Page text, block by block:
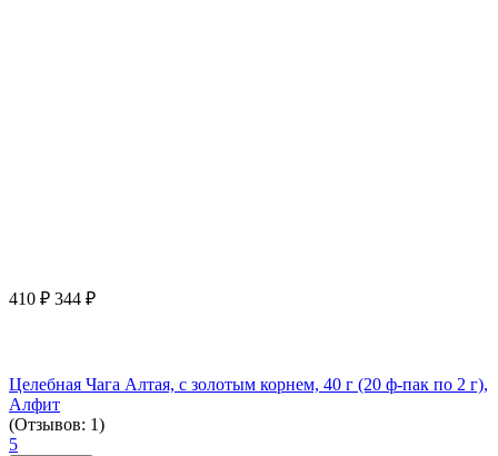
410 ₽ 344 ₽
Целебная Чага Алтая, с золотым корнем, 40 г (20 ф-пак по 2 г),
Алфит
(Отзывов: 1)
5